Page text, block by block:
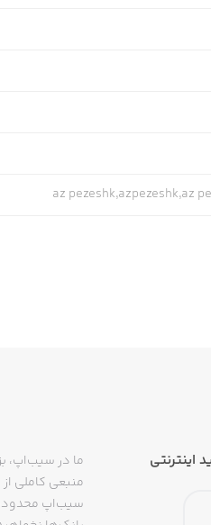
اینترنتی
ما در سیب‌اپ،
منبعی کاملی
سیب‌اپ